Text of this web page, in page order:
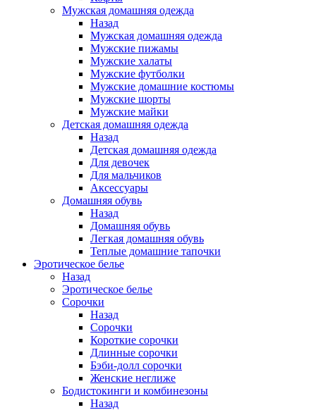
Мужская домашняя одежда
Назад
Мужская домашняя одежда
Мужские пижамы
Мужские халаты
Мужские футболки
Мужские домашние костюмы
Мужские шорты
Мужские майки
Детская домашняя одежда
Назад
Детская домашняя одежда
Для девочек
Для мальчиков
Аксессуары
Домашняя обувь
Назад
Домашняя обувь
Легкая домашняя обувь
Теплые домашние тапочки
Эротическое белье
Назад
Эротическое белье
Сорочки
Назад
Сорочки
Короткие сорочки
Длинные сорочки
Бэби-долл сорочки
Женские неглиже
Бодистокинги и комбинезоны
Назад